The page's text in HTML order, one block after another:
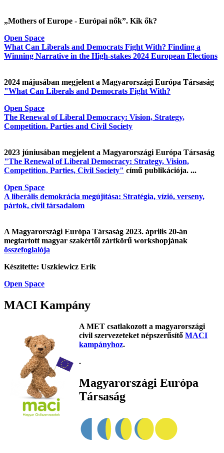
„Mothers of Europe - Európai nők”. Kik ők?
Open Space
What Can Liberals and Democrats Fight With? Finding a
Winning Narrative in the High-stakes 2024 European Elections
2024 májusában megjelent a Magyarországi Európa Társaság
"What Can Liberals and Democrats Fight With?
Open Space
The Renewal of Liberal Democracy: Vision, Strategy,
Competition. Parties and Civil Society
2023 júniusában megjelent a Magyarországi Európa Társaság
"The Renewal of Liberal Democracy: Strategy, Vision,
Competition, Parties, Civil Society" című publikációja. ...
Open Space
A liberális demokrácia megújítása: Stratégia, vízió, verseny,
pártok, civil társadalom
A Magyarországi Európa Társaság 2023. április 20-án
megtartott magyar szakértői zártkörű workshopjának
összefoglalója
Készítette: Uszkiewicz Erik
Open Space
MACI Kampány
A MET csatlakozott a magyarországi
civil szervezeteket népszerűsítő MACI
kampányhoz.
.
Magyarországi Európa
Társaság